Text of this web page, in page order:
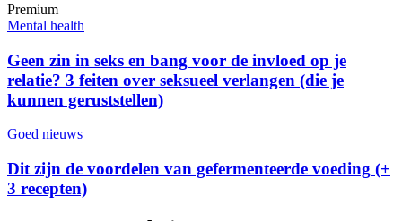
Premium
Mental health
Geen zin in seks en bang voor de invloed op je
relatie? 3 feiten over seksueel verlangen (die je
kunnen geruststellen)
Goed nieuws
Dit zijn de voordelen van gefermenteerde voeding (+
3 recepten)